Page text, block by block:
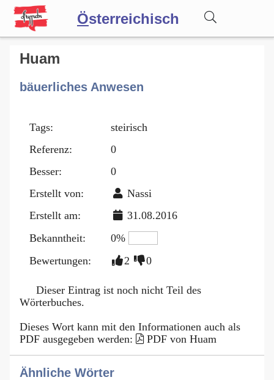
Österreichisch
Wörterbuch
Forum
Blog
Huam
bäuerliches Anwesen
Tags:
steirisch
Referenz:
0
Besser:
0
Erstellt von:
Nassi
Erstellt am:
31.08.2016
Bekanntheit:
0%
Bewertungen:
2 0
Dieser Eintrag ist noch nicht Teil des
Wörterbuches.
Dieses Wort kann mit den Informationen auch als
PDF ausgegeben werden:
PDF von Huam
Ähnliche Wörter